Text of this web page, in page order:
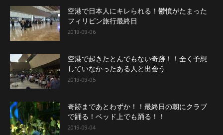
空港で日本人にキレられる！鬱憤がたまった
フィリピン旅行最終日
2019-09-06
空港で起きたとんでもない奇跡！！全く予想
していなかったある人と出会う
2019-09-05
奇跡まであとわずか！！最終日の朝にクラブ
で踊る！ベッド上でも踊る！！
2019-09-04